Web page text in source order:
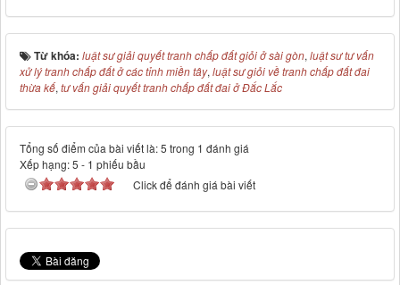
Từ khóa: luật sư giải quyết tranh chấp đất giỏi ở sài gòn, luật sư tư vấn
xử lý tranh chấp đất ở các tỉnh miền tây, luật sư giỏi về tranh chấp đất đai
thừa kế, tư vấn giải quyết tranh chấp đất đai ở Đắc Lắc
Tổng số điểm của bài viết là: 5 trong 1 đánh giá
Xếp hạng:5 - 1 phiếu bầu
Click để đánh giá bài viết